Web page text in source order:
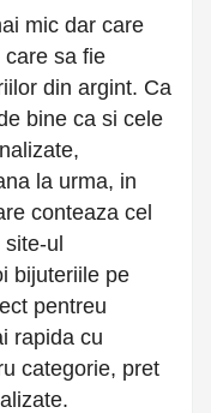
mic dar care
sa fie
din argint. Ca
bine ca si cele
la urma, in
conteaza cel
ul
bijuteriile pe
pentreu
rapida cu
categorie, pret